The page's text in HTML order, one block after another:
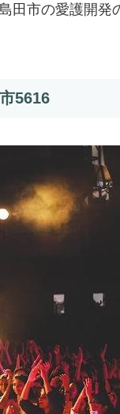
田市の愛護開発
5616